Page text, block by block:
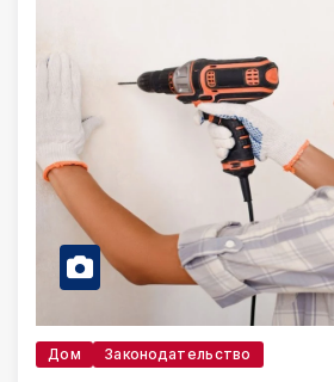
Дом Законодательство